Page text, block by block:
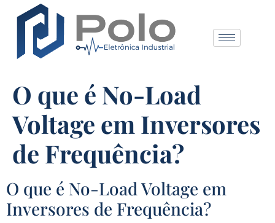
O que é No-Load
Voltage em Inversores
de Frequência?
O que é No-Load Voltage em
Inversores de Frequência?